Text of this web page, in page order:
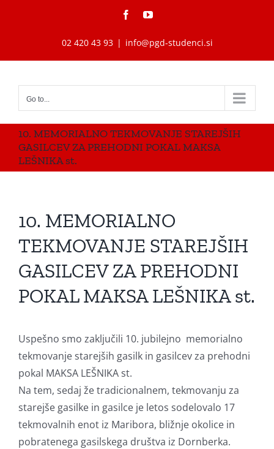
FacebookYouTube
02 420 43 93 | info@pgd-studenci.si
Go to...
10. MEMORIALNO TEKMOVANJE STAREJŠIH
GASILCEV ZA PREHODNI POKAL MAKSA
LEŠNIKA st.
10. MEMORIALNO
TEKMOVANJE STAREJŠIH
GASILCEV ZA PREHODNI
POKAL MAKSA LEŠNIKA st.
Uspešno smo zaključili 10. jubilejno memorialno
tekmovanje starejših gasilk in gasilcev za prehodni
pokal MAKSA LEŠNIKA st.
Na tem, sedaj že tradicionalnem, tekmovanju za
starejše gasilke in gasilce je letos sodelovalo 17
tekmovalnih enot iz Maribora, bližnje okolice in
pobratenega gasilskega društva iz Dornberka.